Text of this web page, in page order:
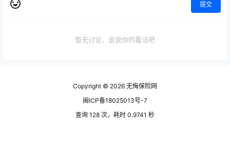
提交
暂无讨论，说说你的看法吧
Copyright © 2026 无悔保险网
闽ICP备18025013号-7
查询 128 次，耗时 0.9741 秒